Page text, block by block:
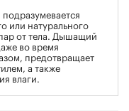
или натурального
от тела. Дышащий
во время
предотвращает
а также
влаги.